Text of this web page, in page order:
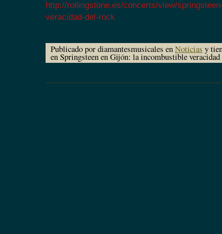
http://rollingstone.es/concerts/view/
veracidad-del-rock
Publicado por diamantesmusicales enNoticias y
en Springsteen en Gijón: la incombustible